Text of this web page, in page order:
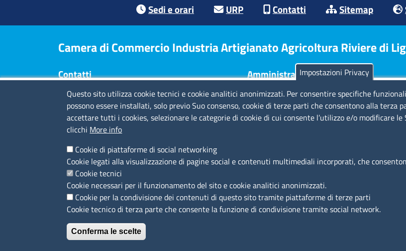
Sedi e orari URP Contatti Sitemap
Camera di Commercio Industria Artigianato Agricoltura Riviere di
Contatti
Sede Legale: Via Quarda Superiore 16 - 17100
Savona
Via Tommaso Schiva 29 - 18100 Imperia
Piazza Europa 16 - 19124 La Spezia
Codice fiscale e Partita IVA : 01704760097
Codice di fatturazione elettronica: TQBHGX
PEC:cciaa.rivlig@legalmail.it
Numeri di centralino: Savona 019 83141 -
Imperia 0183 7931 - La Spezia 0187 7281
Amministrazione Trasparente
Consulta tutte le sezioni
Bilanci
Bandi di concorso
© 2023 Camera di Commercio
Impostazioni Privacy
Questo sito utilizza cookie tecnici e cookie analitici anonimizzati. Per consentire specifiche
possono essere installati, solo previo Suo consenso, cookie di terze parti che consentono alla
accettare tutti i cookies, selezionare le categorie di cookie di cui consente l’utilizzo e/o modificare le
clicchi More info
Cookie di piattaforme di social networking
Cookie legati alla visualizzazione di pagine social e contenuti multimediali incorporati, che
Cookie tecnici
Cookie necessari per il funzionamento del sito e cookie analitici anonimizzati.
Cookie per la condivisione dei contenuti di questo sito tramite piattaforme di terze parti
Cookie tecnico di terza parte che consente la funzione di condivisione tramite social network.
Conferma le scelte